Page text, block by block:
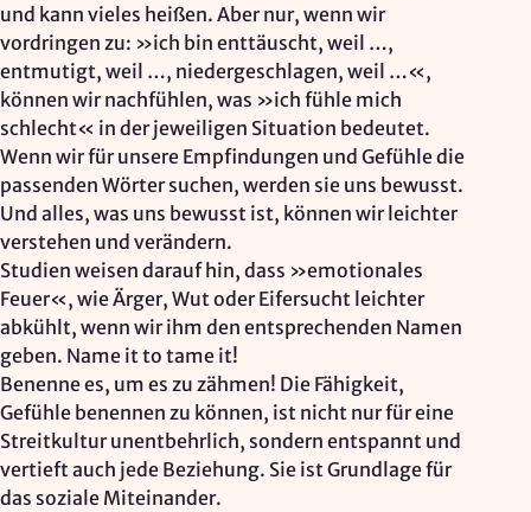
und kann vieles heißen. Aber nur, wenn wir
vordringen zu: »ich bin enttäuscht, weil …,
entmutigt, weil …, niedergeschlagen, weil …«,
können wir nachfühlen, was »ich fühle mich
schlecht« in der jeweiligen Situation bedeutet.
Wenn wir für unsere Empfindungen und Gefühle die
passenden Wörter suchen, werden sie uns bewusst.
Und alles, was uns bewusst ist, können wir leichter
verstehen und verändern.
Studien weisen darauf hin, dass »emotionales
Feuer«, wie Ärger, Wut oder Eifersucht leichter
abkühlt, wenn wir ihm den entsprechenden Namen
geben. Name it to tame it!
Benenne es, um es zu zähmen! Die Fähigkeit,
Gefühle benennen zu können, ist nicht nur für eine
Streitkultur unentbehrlich, sondern entspannt und
vertieft auch jede Beziehung. Sie ist Grundlage für
das soziale Miteinander.